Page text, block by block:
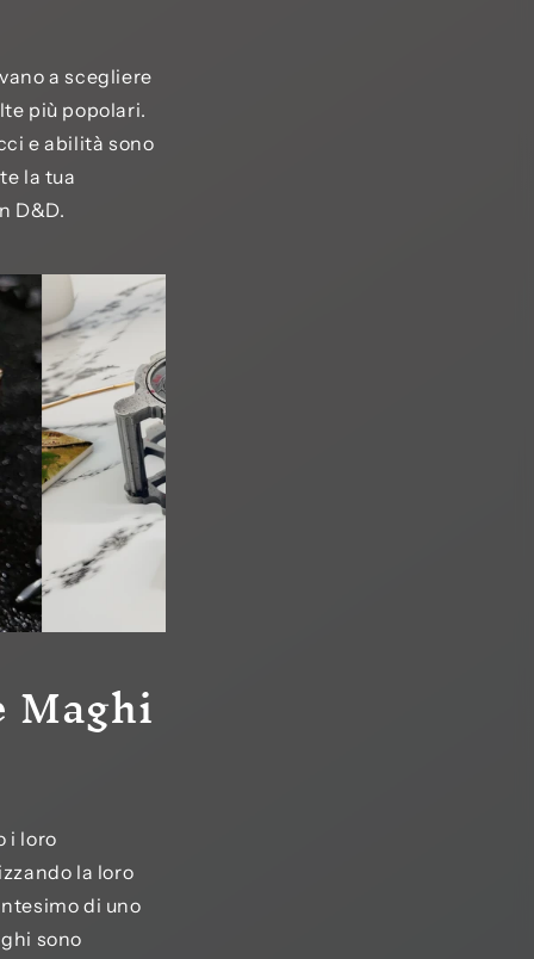
a scegliere
più popolari.
e abilità sono
la tua
D&D.
i loro
la loro
di uno
sono